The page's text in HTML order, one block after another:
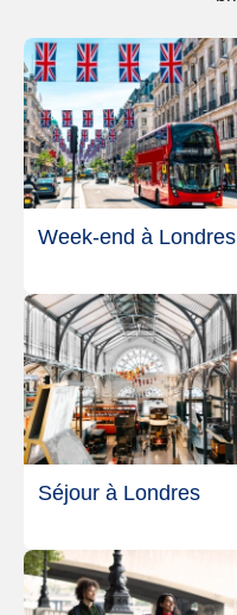
Week-end à Londres
Séjour à Londres